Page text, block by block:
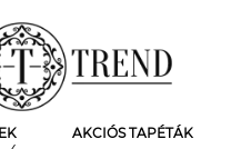
AKCIÓS TAPÉTÁK